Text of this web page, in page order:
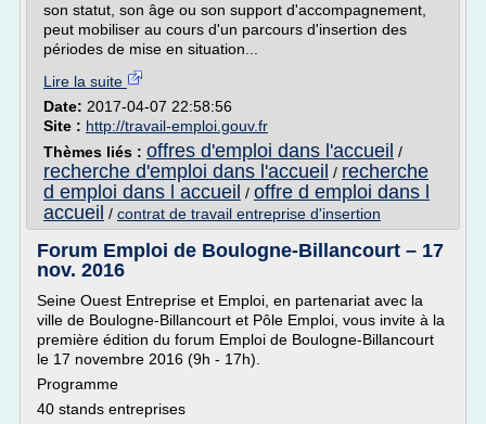
son statut, son âge ou son support d'accompagnement,
peut mobiliser au cours d'un parcours d'insertion des
périodes de mise en situation...
Lire la suite
Date: 2017-04-07 22:58:56
Site : http://travail-emploi.gouv.fr
Thèmes liés : offres d'emploi dans l'accueil /
recherche d'emploi dans l'accueil / recherche
d emploi dans l accueil / offre d emploi dans l
accueil / contrat de travail entreprise d'insertion
Forum Emploi de Boulogne-Billancourt – 17
nov. 2016
Seine Ouest Entreprise et Emploi, en partenariat avec la
ville de Boulogne-Billancourt et Pôle Emploi, vous invite à la
première édition du forum Emploi de Boulogne-Billancourt
le 17 novembre 2016 (9h - 17h).
Programme
40 stands entreprises